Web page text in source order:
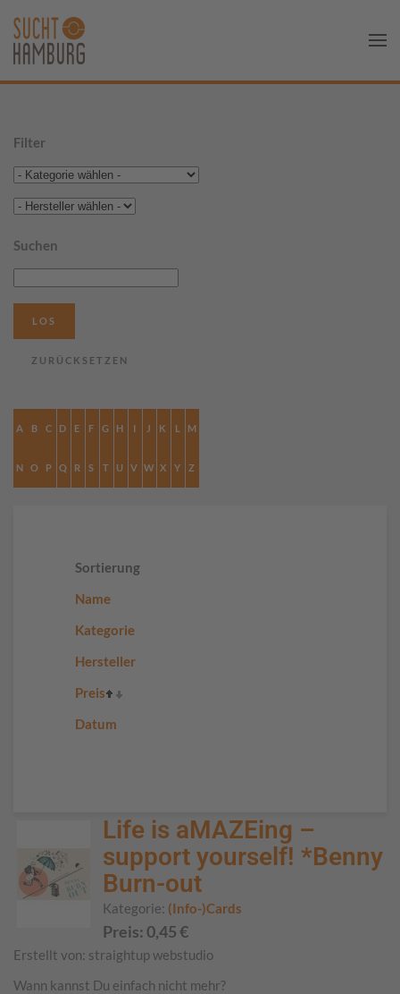
Filter
Suchen
A B C D E F G H I J K L M
N O P Q R S T U V W X Y Z
Sortierung
Name
Kategorie
Hersteller
Preis
Datum
Life is aMAZEing –
support yourself! *Benny
Burn-out
Kategorie: (Info-)Cards
Preis: 0,45€
Erstellt von: straightup webstudio
Wann kannst Du einfach nicht mehr?